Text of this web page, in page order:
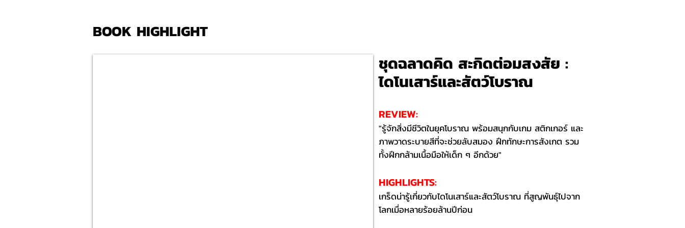
BOOK HIGHLIGHT
ชุดฉลาดคิด สะกิดต่อมสงสัย :
ไดโนเสาร์และสัตว์โบราณ
REVIEW:
"รู้จักสิ่งมีชีวิตในยุคโบราณ พร้อมสนุกกับเกม สติกเกอร์ และ
ภาพวาดระบายสีที่จะช่วยลับสมอง ฝึกทักษะการสังเกต รวม
ทั้งฝึกกล้ามเนื้อมือให้เด็ก ๆ อีกด้วย"
HIGHLIGHTS:​
เกร็ดน่ารู้เกี่ยวกับไดโนเสาร์และสัตว์โบราณ ที่สูญพันธุ์ไปจาก
โลกเมื่อหลายร้อยล้านปีก่อน